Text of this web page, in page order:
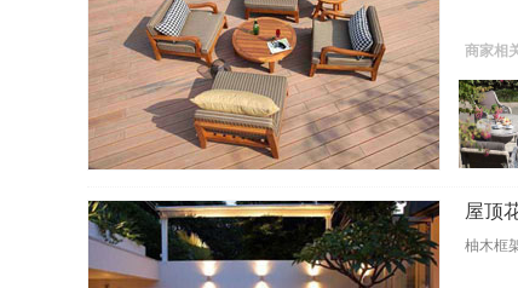
商家相
屋顶
柚木框